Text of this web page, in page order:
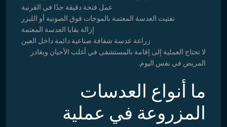
عمل فتحة دقيقة جدًا في القرنية
تفتيت العدسة المعتمة بالموجات فوق الصوتية أو الليزر
إزالة بقايا العدسة المعتمة
زراعة عدسة شفافة صناعية دائمة داخل العين
لا تحتاج العملية إلى إقامة بالمستشفى في أغلب الأحيان ويغادر
المريض في نفس اليوم.
ما أنواع العدسات
المزروعة في عملية